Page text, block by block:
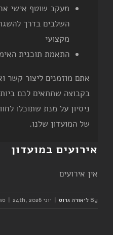
מעקב שוטף אישי
השלבים בדרך
מקצועי
התאמת תוכנית
אתם מוזמנים ליצור קשר
בקבוצה שתתאים לכם
ניסיון על מנת שתוכלו
של המועדון שלנו.
אירועים במועדון
אין אירועים
By ליאורה גרוס | יוני 24th, 2026 |